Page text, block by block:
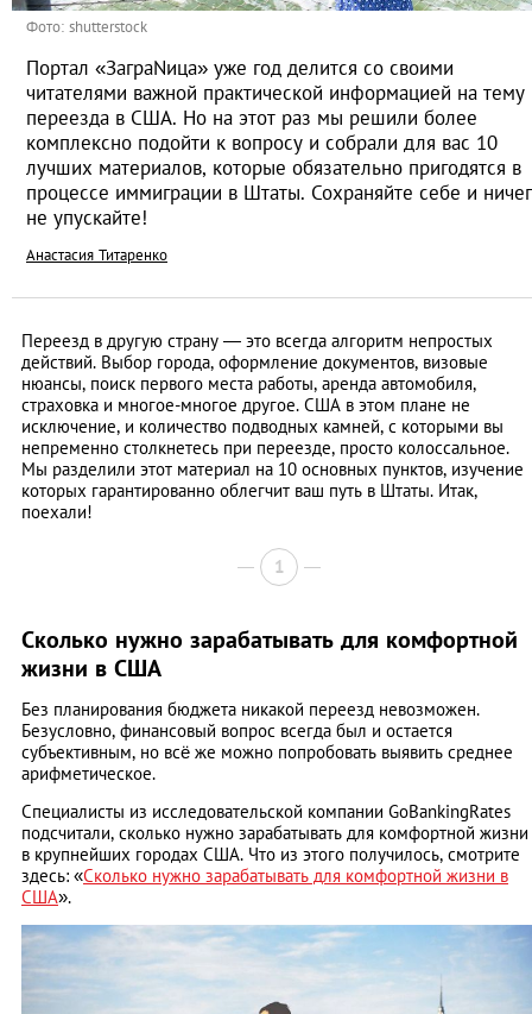
Фото: shutterstock
Портал «ЗаграNица» уже год делится со своими
читателями важной практической информацией на тему
переезда в США. Но на этот раз мы решили более
комплексно подойти к вопросу и собрали для вас 10
лучших материалов, которые обязательно пригодятся в
процессе иммиграции в Штаты. Сохраняйте себе и
не упускайте!
Анастасия Титаренко
Переезд в другую страну — это всегда алгоритм непростых
действий. Выбор города, оформление документов, визовые
нюансы, поиск первого места работы, аренда автомобиля,
страховка и многое-многое другое. США в этом плане не
исключение, и количество подводных камней, с которыми вы
непременно столкнетесь при переезде, просто колоссальное.
Мы разделили этот материал на 10 основных пунктов, изучение
которых гарантированно облегчит ваш путь в Штаты. Итак,
поехали!
1
Сколько нужно зарабатывать для комфортной
жизни в США
Без планирования бюджета никакой переезд невозможен.
Безусловно, финансовый вопрос всегда был и остается
субъективным, но всё же можно попробовать выявить среднее
арифметическое.
Специалисты из исследовательской компании GoBankingRates
подсчитали, сколько нужно зарабатывать для комфортной жизни
в крупнейших городах США. Что из этого получилось, смотрите
здесь: «Сколько нужно зарабатывать для комфортной жизни в
США».